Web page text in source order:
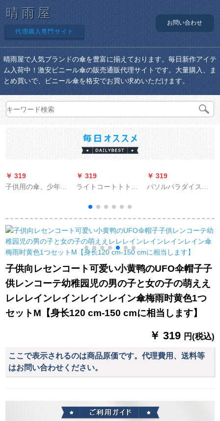
晴雨屋
代理購入専門サイト
お問い合わせ
晴雨屋で人気ブランドの傘を豊富に揃えております。毎日新作アイテ
ム入荷中！激安ビニール傘の販売通販代理サイトです。大量購入、ま
とめ買いで、ビニール傘を格安でお買い求めいただけます。
￥ 319
子供用の傘、少年用
少年用パソル、警察
長46 cm*8 k
￥ 319
ライトコートトトを
気自动车のレインコ
ートの大型加肥単人
男女の电気自転车の
运転はレンコートに
行っています。ま
た、厚い防水ポーチ4
XLのシングリルを追
加しました。
￥ 319
パソルパラダイスの
ます。紫外線対策パ
ラソルが三つ折りに
なっています。
子供向レセンコート可爱い小黄鸭のUFO伞帽子子
供レンコーテ幼稚园児の男の子と女の子の萌ええ
レレレインレインレインレイン傘梅雨时黄色1つ
セットM【身长120 cm-150 cmに相当します】
￥ 319 円(税込)
ここで表示されるのは商品原価です。代理費用、送料等
はお問い合わせください。